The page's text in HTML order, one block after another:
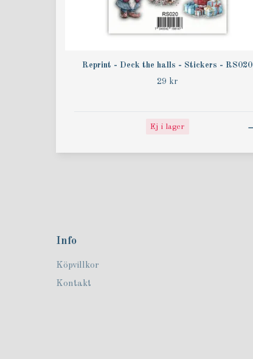
Reprint - Deck the halls - Stickers - RS020
29 kr
Ej i lager
Info
Köpvillkor
Kontakt